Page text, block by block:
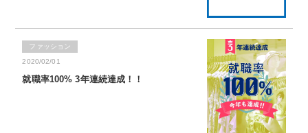
ファッション
2020/02/01
就職率100% 3年連続達成！！